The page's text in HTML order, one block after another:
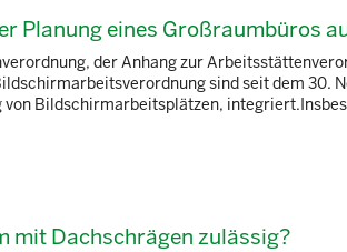
Planung eines Großraumbüros
der Anhang zur
sind seit dem 30.
Bildschirmarbeitsplätzen,
mit Dachschrägen zulässig?